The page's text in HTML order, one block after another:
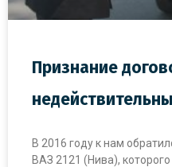
Признание
В 2016 году к нам
ВАЗ 2121 (Нива),